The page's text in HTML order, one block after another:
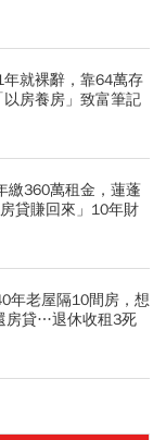
就裸辭，靠64萬存
房養房」致富筆記
繳360萬租金，蓮蓬
貸賺回來」10年財
年老屋隔10間房，想
房貸…退休收租3死